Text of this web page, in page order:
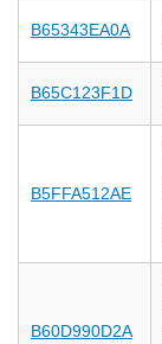
B65343EA0A
B65C123F1D
B5FFA512AE
B60D990D2A